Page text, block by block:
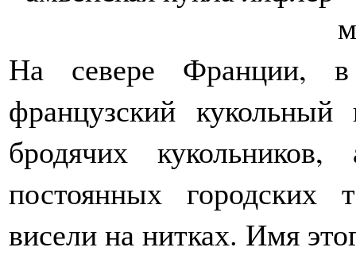
На севере Франции,
французский
бродячих
постоянных городских
висели на нитках. Имя